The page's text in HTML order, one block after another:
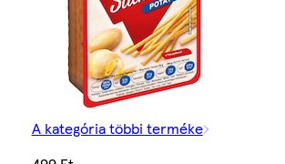
A kategória többi terméke